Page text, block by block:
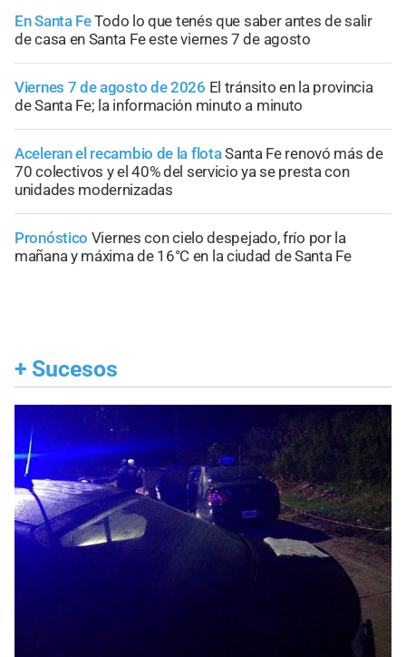
En Santa FeTodo lo que tenés que saber antes de salir
de casa en Santa Fe este viernes 7 de agosto
Viernes 7 de agosto de 2026 El tránsito en la provincia
de Santa Fe; la información minuto a minuto
Aceleran el recambio de la flotaSanta Fe renovó más de
70 colectivos y el 40% del servicio ya se presta con
unidades modernizadas
Pronóstico Viernes con cielo despejado, frío por la
mañana y máxima de 16°C en la ciudad de Santa Fe
+ Sucesos